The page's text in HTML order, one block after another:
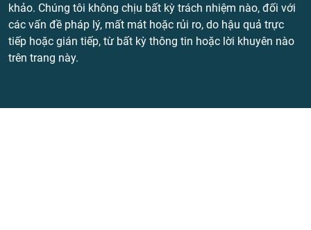
khảo. Chúng tôi không chịu bất kỳ trách nhiệm nào, đối với
các vấn đề pháp lý, mất mát hoặc rủi ro, do hậu quả trực
tiếp hoặc gián tiếp, từ bất kỳ thông tin hoặc lời khuyên nào
trên trang này.